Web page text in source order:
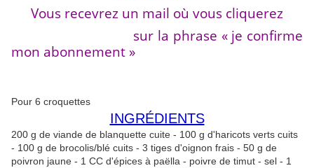
Vous recevrez un mail où vous cliquerez
sur la phrase « je confirme
mon abonnement »
Pour 6 croquettes
INGRÉDIENTS
200 g de viande de blanquette cuite - 100 g d'haricots verts cuits
- 100 g de brocolis/blé cuits - 3 tiges d'oignon frais - 50 g de
poivron jaune - 1 CC d'épices à paëlla - poivre de timut - sel - 1